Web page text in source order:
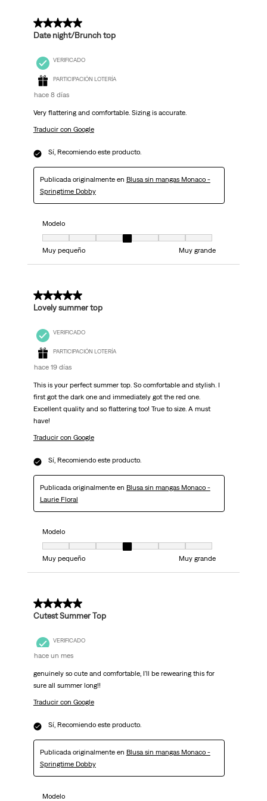
5 de 5 estrellas.
Date night/Brunch top
VERIFICADO
PARTICIPACIÓN LOTERÍA
hace 8 días
Very flattering and comfortable. Sizing is accurate.
Traducir con Google
Sí, Recomiendo este producto.
Publicada originalmente en Blusa sin mangas Monaco -
Springtime Dobby
Modelo
Modelo, 4 de 7, donde 1 es igual a Muy pequeño y 7 es igual a Muy
Muy pequeño
Muy grande
5 de 5 estrellas.
Lovely summer top
VERIFICADO
PARTICIPACIÓN LOTERÍA
hace 19 días
This is your perfect summer top. So comfortable and stylish. I
first got the dark one and immediately got the red one.
Excellent quality and so flattering too! True to size. A must
have!
Traducir con Google
Sí, Recomiendo este producto.
Publicada originalmente en Blusa sin mangas Monaco -
Laurie Floral
Modelo
Modelo, 4 de 7, donde 1 es igual a Muy pequeño y 7 es igual a Muy
Muy pequeño
Muy grande
5 de 5 estrellas.
Cutest Summer Top
VERIFICADO
hace un mes
genuinely so cute and comfortable, I'll be rewearing this for
sure all summer long!!
Traducir con Google
Sí, Recomiendo este producto.
Publicada originalmente en Blusa sin mangas Monaco -
Springtime Dobby
Modelo